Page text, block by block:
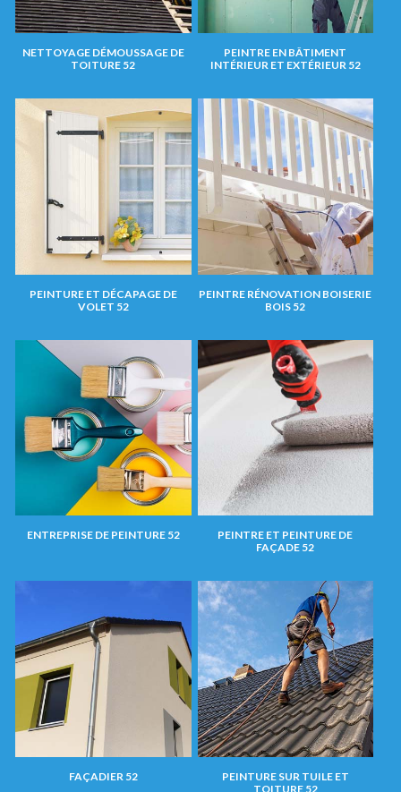
NETTOYAGE DÉMOUSSAGE DE
TOITURE 52
PEINTRE EN BÂTIMENT
INTÉRIEUR ET EXTÉRIEUR 52
PEINTURE ET DÉCAPAGE DE
VOLET 52
PEINTRE RÉNOVATION BOISERIE
BOIS 52
ENTREPRISE DE PEINTURE 52
PEINTRE ET PEINTURE DE
FAÇADE 52
FAÇADIER 52
PEINTURE SUR TUILE ET
TOITURE 52